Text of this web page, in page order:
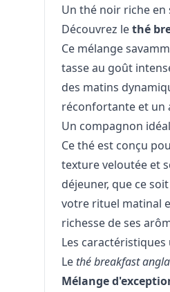
Un thé noir riche
Découvrez lethé
Ce mélange
tasse au goût
des matins
réconfortante et un
Un compagnon
Ce thé est conçu
texture veloutée et
déjeuner, que ce
votre rituel matinal
richesse de ses
Les
Le thé breakfast
Mélange